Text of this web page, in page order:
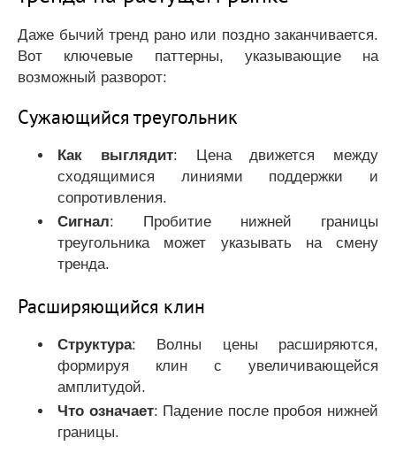
Даже бычий тренд рано или поздно заканчивается.
Вот ключевые паттерны, указывающие на
возможный разворот:
Сужающийся треугольник
Как выглядит: Цена движется между
сходящимися линиями поддержки и
сопротивления.
Сигнал: Пробитие нижней границы
треугольника может указывать на смену
тренда.
Расширяющийся клин
Структура: Волны цены расширяются,
формируя клин с увеличивающейся
амплитудой.
Что означает: Падение после пробоя нижней
границы.